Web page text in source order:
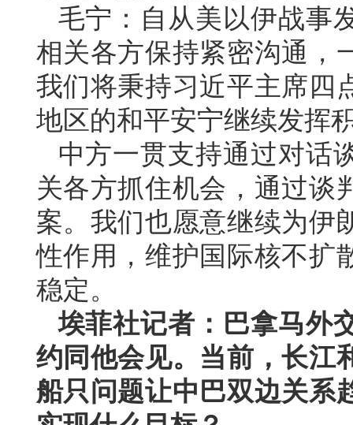
毛宁：自从美以伊战事
相关各方保持紧密沟通，
我们将秉持习近平主席四
地区的和平安宁继续发挥
中方一贯支持通过对话
关各方抓住机会，通过谈
案。我们也愿意继续为伊
性作用，维护国际核不扩
稳定。
埃菲社记者：巴拿马外
约同他会见。当前，长江
船只问题让中巴双边关系